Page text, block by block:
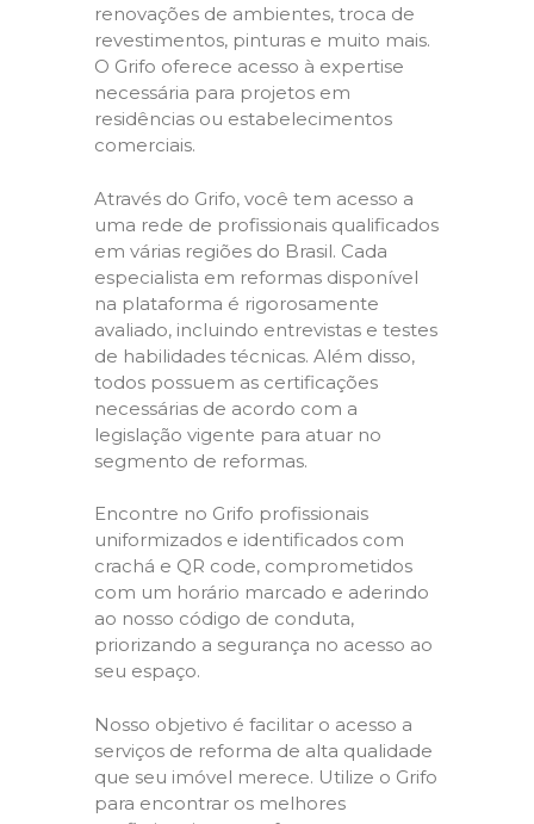
renovações de ambientes, troca de
revestimentos, pinturas e muito mais.
O Grifo oferece acesso à expertise
necessária para projetos em
residências ou estabelecimentos
comerciais.
Através do Grifo, você tem acesso a
uma rede de profissionais qualificados
em várias regiões do Brasil. Cada
especialista em reformas disponível
na plataforma é rigorosamente
avaliado, incluindo entrevistas e testes
de habilidades técnicas. Além disso,
todos possuem as certificações
necessárias de acordo com a
legislação vigente para atuar no
segmento de reformas.
Encontre no Grifo profissionais
uniformizados e identificados com
crachá e QR code, comprometidos
com um horário marcado e aderindo
ao nosso código de conduta,
priorizando a segurança no acesso ao
seu espaço.
Nosso objetivo é facilitar o acesso a
serviços de reforma de alta qualidade
que seu imóvel merece. Utilize o Grifo
para encontrar os melhores